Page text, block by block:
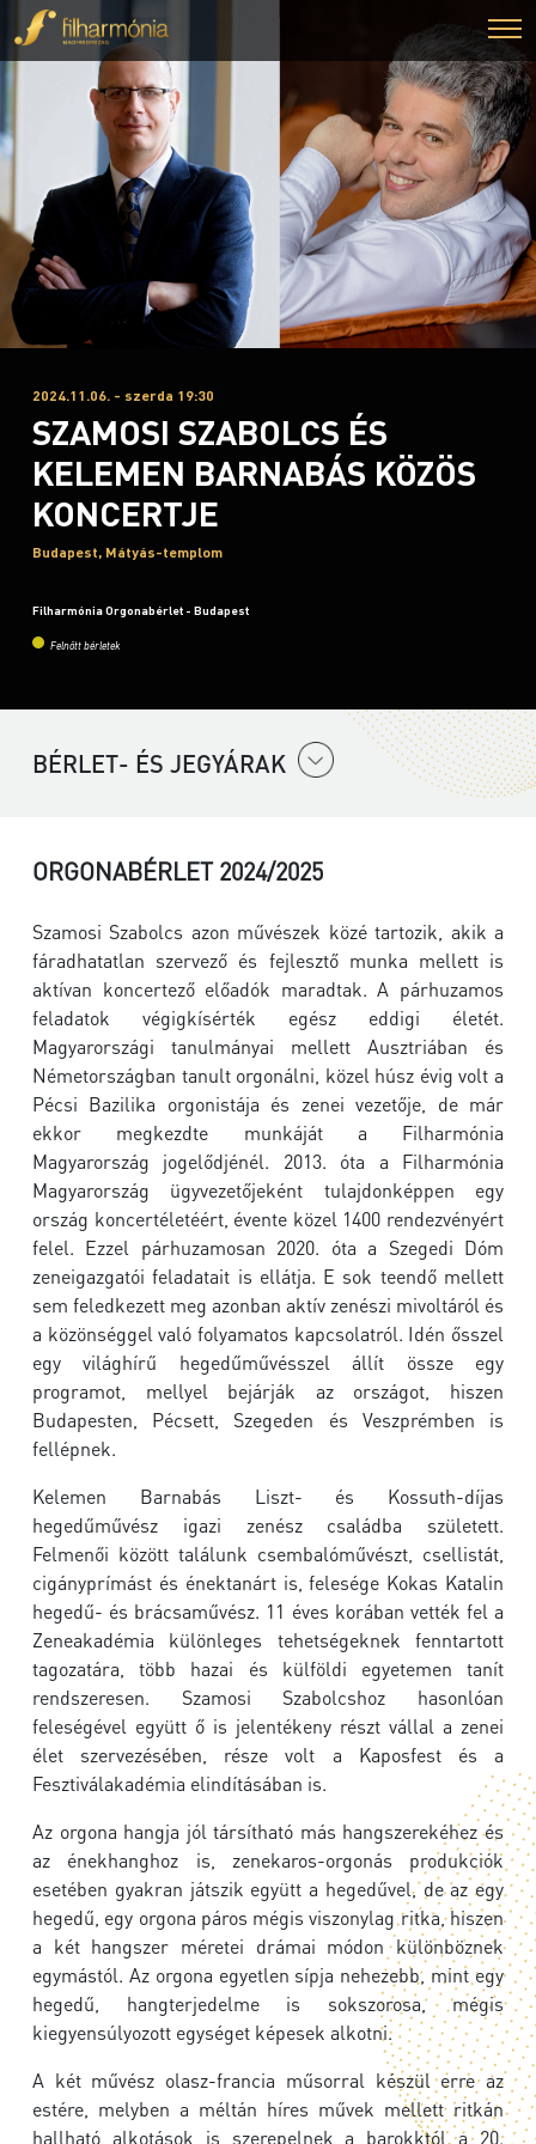
2024.11.06. - szerda 19:30
SZAMOSI SZABOLCS ÉS
KELEMEN BARNABÁS KÖZÖS
KONCERTJE
Budapest, Mátyás-templom
Filharmónia Orgonabérlet - Budapest
Felnőtt bérletek
BÉRLET- ÉS JEGYÁRAK
ORGONABÉRLET 2024/2025
Szamosi Szabolcs azon művészek közé tartozik, akik a
fáradhatatlan szervező és fejlesztő munka mellett is
aktívan koncertező előadók maradtak. A párhuzamos
feladatok végigkísérték egész eddigi életét.
Magyarországi tanulmányai mellett Ausztriában és
Németországban tanult orgonálni, közel húsz évig volt a
Pécsi Bazilika orgonistája és zenei vezetője, de már
ekkor megkezdte munkáját a Filharmónia
Magyarország jogelődjénél. 2013. óta a Filharmónia
Magyarország ügyvezetőjeként tulajdonképpen egy
ország koncertéletéért, évente közel 1400 rendezvényért
felel. Ezzel párhuzamosan 2020. óta a Szegedi Dóm
zeneigazgatói feladatait is ellátja. E sok teendő mellett
sem feledkezett meg azonban aktív zenészi mivoltáról és
a közönséggel való folyamatos kapcsolatról. Idén ősszel
egy világhírű hegedűművésszel állít össze egy
programot, mellyel bejárják az országot, hiszen
Budapesten, Pécsett, Szegeden és Veszprémben is
fellépnek.
Kelemen Barnabás Liszt- és Kossuth-díjas
hegedűművész igazi zenész családba született.
Felmenői között találunk csembalóművészt, csellistát,
cigányprímást és énektanárt is, felesége Kokas Katalin
hegedű- és brácsaművész. 11 éves korában vették fel a
Zeneakadémia különleges tehetségeknek fenntartott
tagozatára, több hazai és külföldi egyetemen tanít
rendszeresen. Szamosi Szabolcshoz hasonlóan
feleségével együtt ő is jelentékeny részt vállal a zenei
élet szervezésében, része volt a Kaposfest és a
Fesztiválakadémia elindításában is.
Az orgona hangja jól társítható más hangszerekéhez és
az énekhanghoz is, zenekaros-orgonás produkciók
esetében gyakran játszik együtt a hegedűvel, de az egy
hegedű, egy orgona páros mégis viszonylag ritka, hiszen
a két hangszer méretei drámai módon különböznek
egymástól. Az orgona egyetlen sípja nehezebb, mint egy
hegedű, hangterjedelme is sokszorosa, mégis
kiegyensúlyozott egységet képesek alkotni.
A két művész olasz-francia műsorral készül erre az
estére, melyben a méltán híres művek mellett ritkán
hallható alkotások is szerepelnek a barokktól a 20.